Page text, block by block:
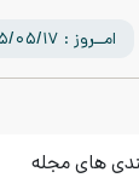
امــروز : ۱۴۰۵/۰۵/۱۷
های مجله